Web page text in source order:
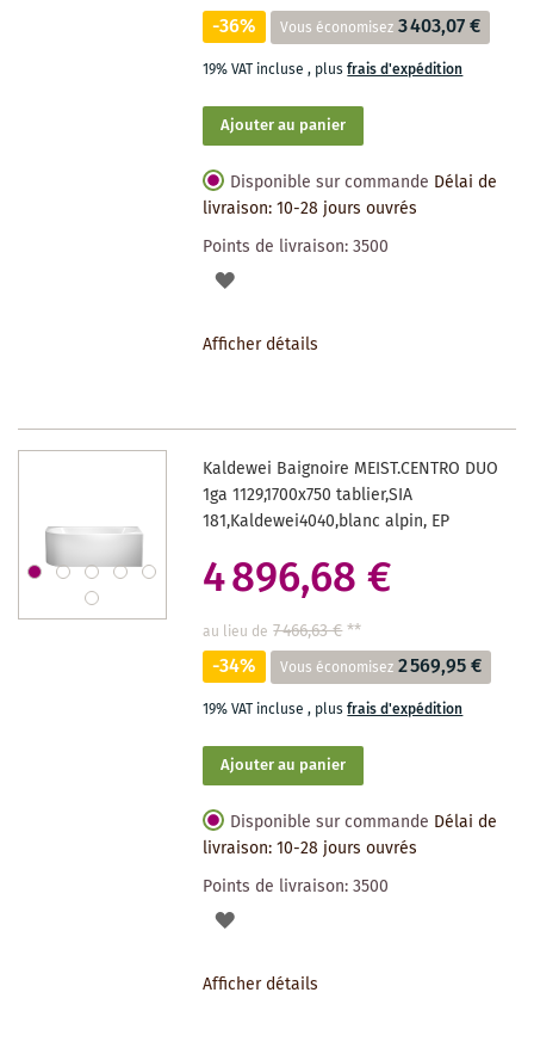
-36% Vous économisez 3 403,07 €
19% VAT incluse, plusfrais d'expédition
Ajouter au panier
Disponible sur commande Délai de
livraison: 10-28 jours ouvrés
Points de livraison:3500
AJOUTER
SOUHAITS
Afficher détails
Kaldewei Baignoire MEIST.CENTRO DUO
1ga 1129,1700x750 tablier,SIA
181,Kaldewei4040,blanc alpin, EP
4 896,68 €
au lieu de 7 466,63 €**
-34% Vous économisez 2 569,95 €
19% VAT incluse, plusfrais d'expédition
Ajouter au panier
Disponible sur commande Délai de
livraison: 10-28 jours ouvrés
Points de livraison:3500
AJOUTER
Afficher détails